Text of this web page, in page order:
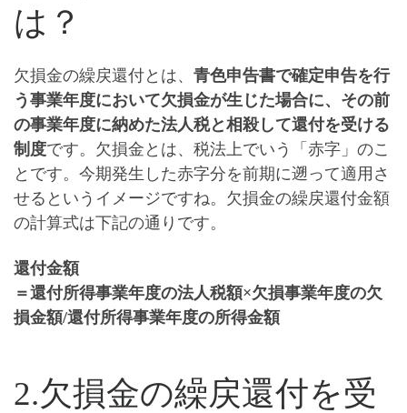
は？
欠損金の繰戻還付とは、 青色申告書で確定申告を行
う事業年度において欠損金が生じた場合に、その前
の事業年度に納めた法人税と相殺して還付を受ける
制度です。欠損金とは、税法上でいう「 赤字 」のこ
とです。今期発生した赤字分を前期に遡って適用さ
せるというイメージですね。欠損金の繰戻還付金額
の計算式は下記の通りです。
還付金額
＝還付所得事業年度の法人税額×欠損事業年度の欠
損金額/還付所得事業年度の所得金額
2.欠損金の繰戻還付を受